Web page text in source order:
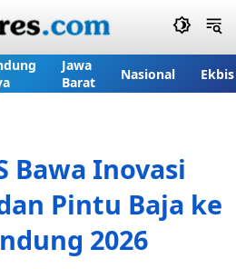
Jawa
Barat
Nasional Ekbis
Bawa Inovasi
Pintu Baja ke
2026